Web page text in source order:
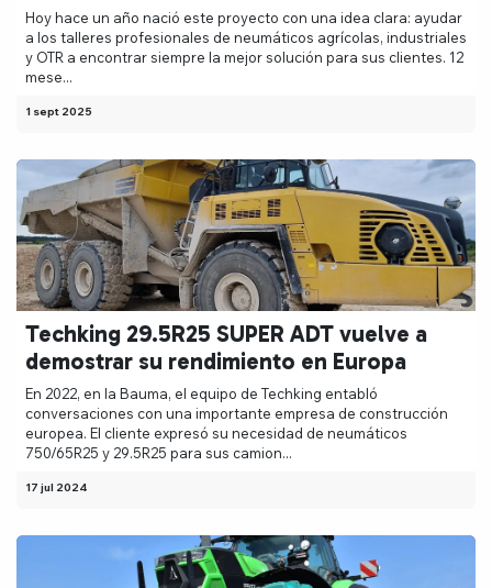
Hoy hace un año nació este proyecto con una idea clara: ayudar
a los talleres profesionales de neumáticos agrícolas, industriales
y OTR a encontrar siempre la mejor solución para sus clientes. 12
mese...
1 sept 2025
Techking 29.5R25 SUPER ADT vuelve a
demostrar su rendimiento en Europa
En 2022, en la Bauma, el equipo de Techking entabló
conversaciones con una importante empresa de construcción
europea. El cliente expresó su necesidad de neumáticos
750/65R25 y 29.5R25 para sus camion...
17 jul 2024